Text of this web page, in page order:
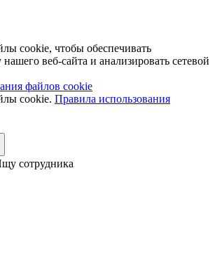
cookie, чтобы обеспечивать
веб-сайта и анализировать сетевой
файлов cookie
cookie. Правила использования
сотрудника